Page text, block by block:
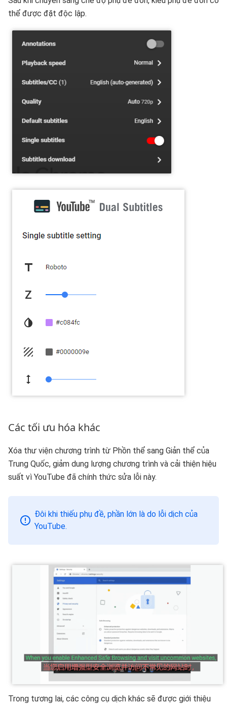
thể được đặt độc lập.
Các tối ưu hóa khác
Xóa thư viện chương trình từ Phồn thể sang Giản thể của
Trung Quốc, giảm dung lượng chương trình và cải thiện hiệu
suất vì YouTube đã chính thức sửa lỗi này.
Đôi khi thiếu phụ đề, phần lớn là do lỗi dịch của
YouTube.
Trong tương lai, các công cụ dịch khác sẽ được giới thiệu